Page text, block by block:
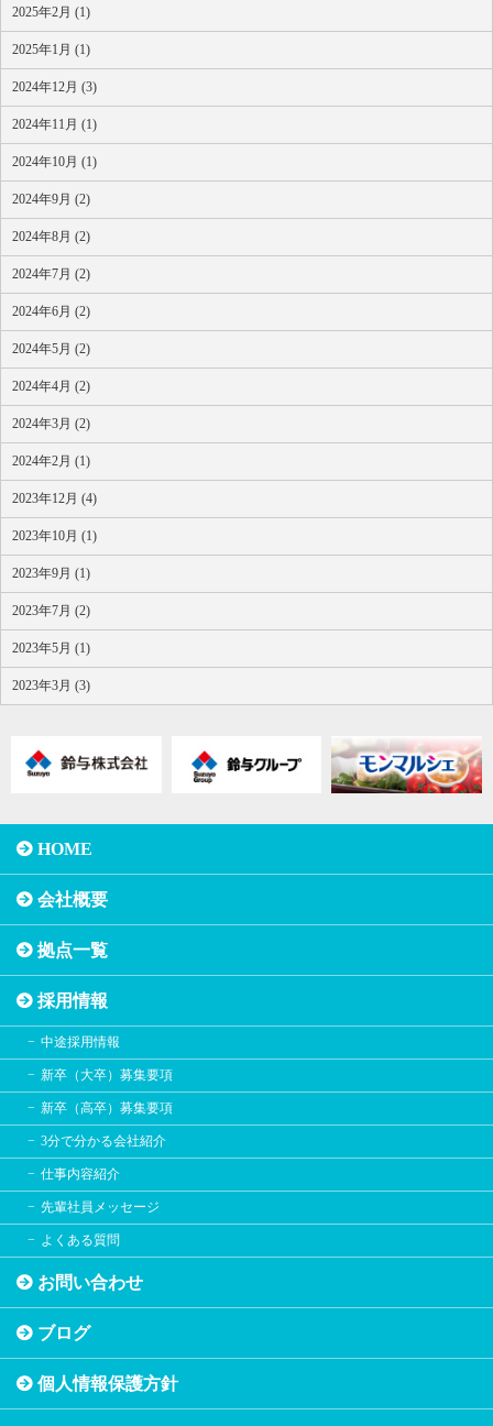
2025年2月 (1)
2025年1月 (1)
2024年12月 (3)
2024年11月 (1)
2024年10月 (1)
2024年9月 (2)
2024年8月 (2)
2024年7月 (2)
2024年6月 (2)
2024年5月 (2)
2024年4月 (2)
2024年3月 (2)
2024年2月 (1)
2023年12月 (4)
2023年10月 (1)
2023年9月 (1)
2023年7月 (2)
2023年5月 (1)
2023年3月 (3)
HOME
会社概要
拠点一覧
採用情報
中途採用情報
新卒（大卒）募集要項
新卒（高卒）募集要項
3分で分かる会社紹介
仕事内容紹介
先輩社員メッセージ
よくある質問
お問い合わせ
ブログ
個人情報保護方針